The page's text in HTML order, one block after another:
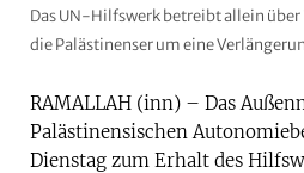
Das UN-Hilfswerk betreibt allein
die Palästinenser um eine
RAMALLAH (inn) – Das
Palästinensischen
Dienstag zum Erhalt des